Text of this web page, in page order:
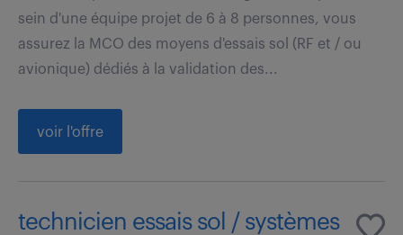
sein d'une équipe projet de 6 à 8 personnes, vous
assurez la MCO des moyens d'essais sol (RF et / ou
avionique) dédiés à la validation des...
voir l'offre
technicien essais sol / systèmes